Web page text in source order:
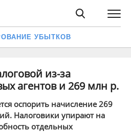
УБЫТКОВ
из-за
агентов и 269 млн р.
оспорить начисление 269
Налоговики упирают на
отдельных